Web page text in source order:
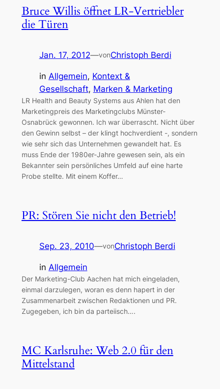
Bruce Willis öffnet LR-Vertriebler
die Türen
Jan. 17, 2012—vonChristoph Berdi
in Allgemein, Kontext &
Gesellschaft, Marken & Marketing
LR Health and Beauty Systems aus Ahlen hat den
Marketingpreis des Marketingclubs Münster-
Osnabrück gewonnen. Ich war überrascht. Nicht über
den Gewinn selbst – der klingt hochverdient -, sondern
wie sehr sich das Unternehmen gewandelt hat. Es
muss Ende der 1980er-Jahre gewesen sein, als ein
Bekannter sein persönliches Umfeld auf eine harte
Probe stellte. Mit einem Koffer…
PR: Stören Sie nicht den Betrieb!
Sep. 23, 2010—vonChristoph Berdi
in Allgemein
Der Marketing-Club Aachen hat mich eingeladen,
einmal darzulegen, woran es denn hapert in der
Zusammenarbeit zwischen Redaktionen und PR.
Zugegeben, ich bin da parteiisch….
MC Karlsruhe: Web 2.0 für den
Mittelstand